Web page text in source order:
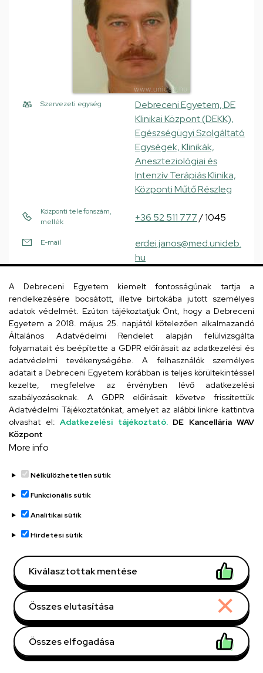
Szervezeti egység
Debreceni Egyetem, DE
Klinikai Központ (DEKK),
Egészségügyi Szolgáltató
Egységek, Klinikák,
Aneszteziológiai és
Intenzív Terápiás Klinika,
Központi Műtő Részleg
Központi telefonszám,
mellék
+36 52 511 777/ 1045
E-mail
erdei.janos@med.unideb.
hu
4031 Debrecen, Bartók
Béla út 2-26.
Épület, emelet, szobaszám
Sürgősségi és
Diagnosztikai Tömb, 3.
emelet, 3026
(műtőssegédi szoba,
traumatológia)
Oldalszámozás
telefonkönyvében
DE telefonkönyvében
Kapcsolat
A Debreceni Egyetem kiemelt fontosságúnak tartja a
rendelkezésére bocsátott, illetve birtokába jutott személyes
adatok védelmét. Ezúton tájékoztatjuk Önt, hogy a Debreceni
Egyetem a 2018. május 25. napjától kötelezően alkalmazandó
Általános Adatvédelmi Rendelet alapján felülvizsgálta
folyamatait és beépítette a GDPR előírásait az adatkezelési és
adatvédelmi tevékenységébe. A felhasználók személyes
adatait a Debreceni Egyetem korábban is teljes körültekintéssel
kezelte, megfelelve az érvényben lévő adatkezelési
szabályozásoknak. A GDPR előírásait követve frissítettük
Adatvédelmi Tájékoztatónkat, amelyet az alábbi linkre kattintva
olvashat el: Adatkezelési tájékoztató. DE Kancellária WAV
Központ
More info
Nélkülözhetetlen sütik
Funkcionális sütik
Analitikai sütik
Hirdetési sütik
Kiválasztottak mentése
Összes elutasítása
Összes elfogadása